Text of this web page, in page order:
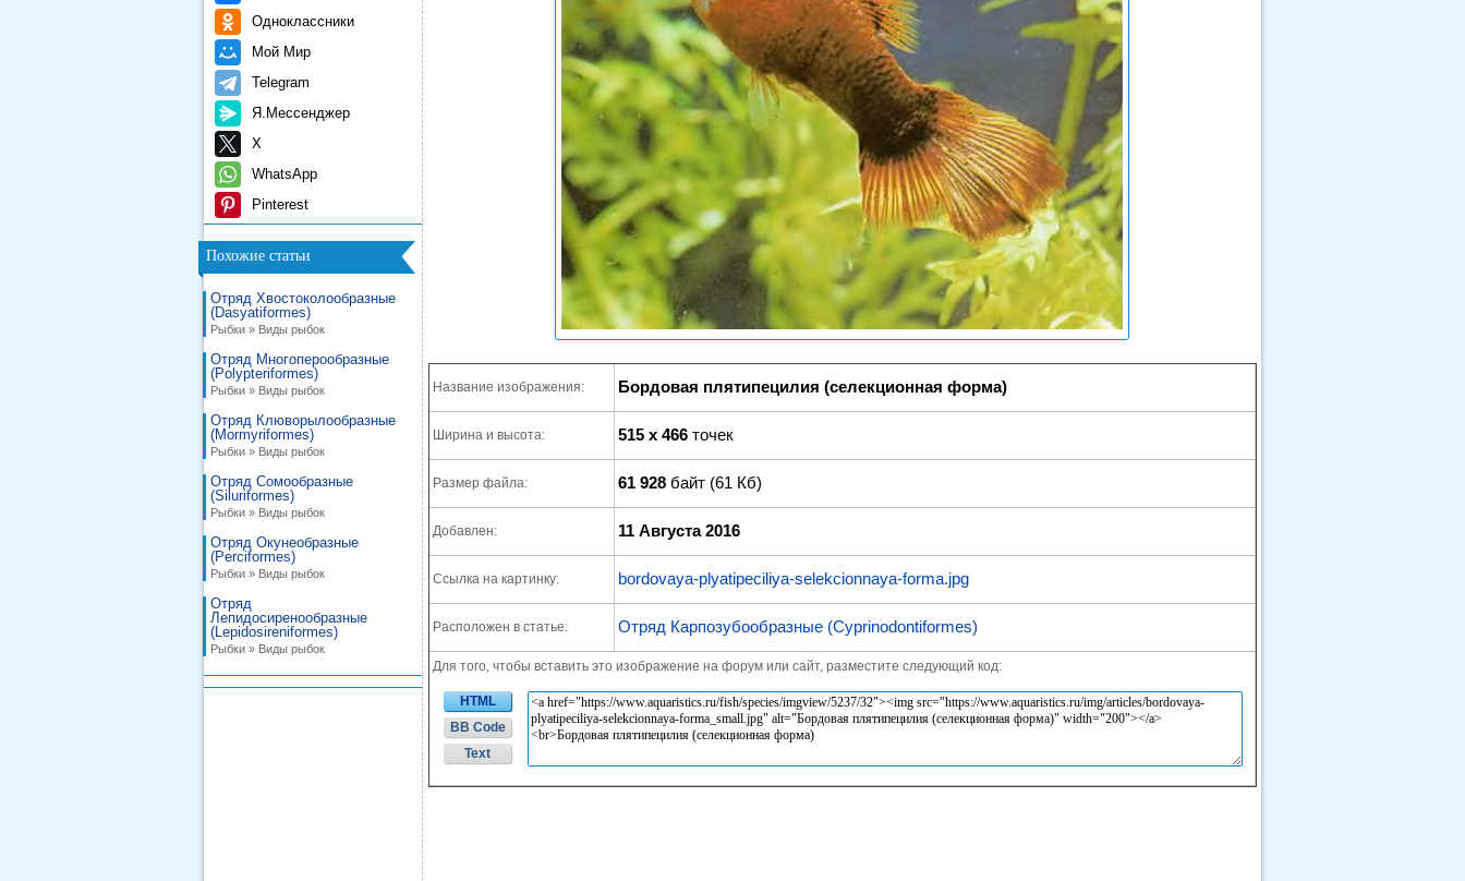
Одноклассники
Мой Мир
Telegram
Я.Мессенджер
X
WhatsApp
Pinterest
Похожие статьи
Отряд Хвостоколообразные
(Dasyatiformes)
Рыбки » Виды рыбок
Отряд Многоперообразные
(Polypteriformes)
Рыбки » Виды рыбок
Отряд Клюворылообразные
(Mormyriformes)
Рыбки » Виды рыбок
Отряд Сомообразные
(Siluriformes)
Рыбки » Виды рыбок
Отряд Окунеобразные
(Perciformes)
Рыбки » Виды рыбок
Отряд
Лепидосиренообразные
(Lepidosireniformes)
Рыбки » Виды рыбок
Название изображения: Бордовая плятипецилия (селекционная форма)
Ширина и высота: 515 x 466 точек
Размер файла: 61 928 байт (61 Кб)
Добавлен: 11 Августа 2016
Ссылка на картинку: bordovaya-plyatipeciliya-selekcionnaya-forma.jpg
Расположен в статье: Отряд Карпозубообразные (Cyprinodontiformes)
Для того, чтобы вставить это изображение на форум или сайт, разместите следующий код:
HTML
BB Code
Text